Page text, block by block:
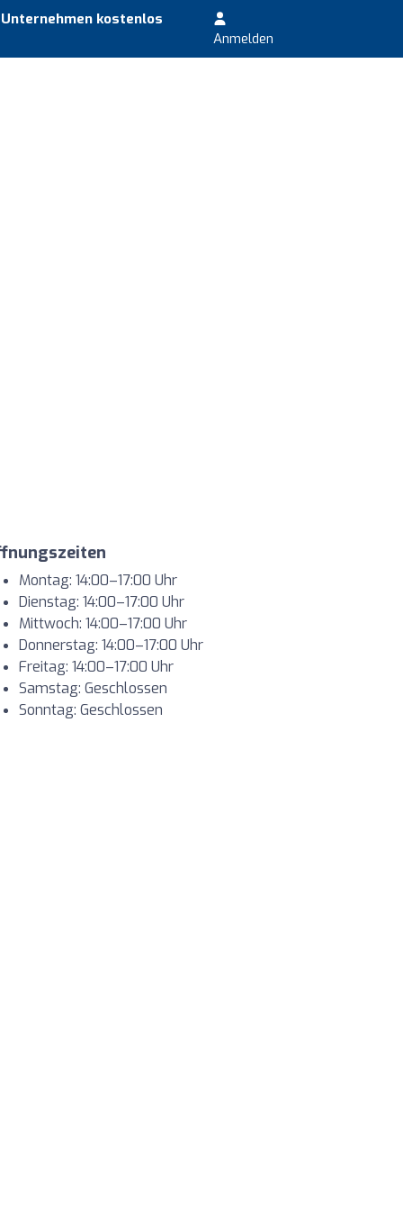
kostenlos
Anmelden
Montag: 14:00–17:00 Uhr
Dienstag: 14:00–17:00 Uhr
Mittwoch: 14:00–17:00 Uhr
Donnerstag: 14:00–17:00 Uhr
Freitag: 14:00–17:00 Uhr
Samstag: Geschlossen
Sonntag: Geschlossen